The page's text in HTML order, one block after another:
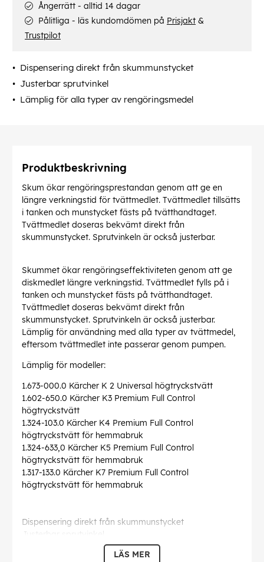
Dispensering direkt från skummunstycket
Justerbar sprutvinkel
Lämplig för alla typer av rengöringsmedel
Ångerrätt - alltid 14 dagar
Pålitliga - läs kundomdömen på Prisjakt &
Trustpilot
Produktbeskrivning
Skum ökar rengöringsprestandan genom att ge en
längre verkningstid för tvättmedlet. Tvättmedlet tillsätts
i tanken och munstycket fästs på tvätthandtaget.
Tvättmedlet doseras bekvämt direkt från
skummunstycket. Sprutvinkeln är också justerbar.
Skummet ökar rengöringseffektiviteten genom att ge
diskmedlet längre verkningstid. Tvättmedlet fylls på i
tanken och munstycket fästs på tvätthandtaget.
Tvättmedlet doseras bekvämt direkt från
skummunstycket. Sprutvinkeln är också justerbar.
Lämplig för användning med alla typer av tvättmedel,
eftersom tvättmedlet inte passerar genom pumpen.
Lämplig för modeller:
1.673-000.0 Kärcher K 2 Universal högtryckstvätt
1.602-650.0 Kärcher K3 Premium Full Control
högtryckstvätt
1.324-103.0 Kärcher K4 Premium Full Control
högtryckstvätt för hemmabruk
1.324-633,0 Kärcher K5 Premium Full Control
högtryckstvätt för hemmabruk
1.317-133.0 Kärcher K7 Premium Full Control
högtryckstvätt för hemmabruk
Dispensering direkt från skummunstycket
Justerbar sprutvinkel
Lämplig för alla typer av rengöringsmedel
LÄS MER